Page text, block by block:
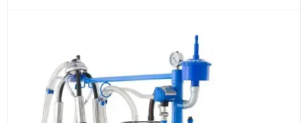
Подбираем оборудование, рассчитываем
стоимость товара и ориентировочную стоимость
доставки.